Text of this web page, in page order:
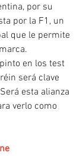
por su
por la F1, un
que le permite
en los test
será clave
esta alianza
verlo como